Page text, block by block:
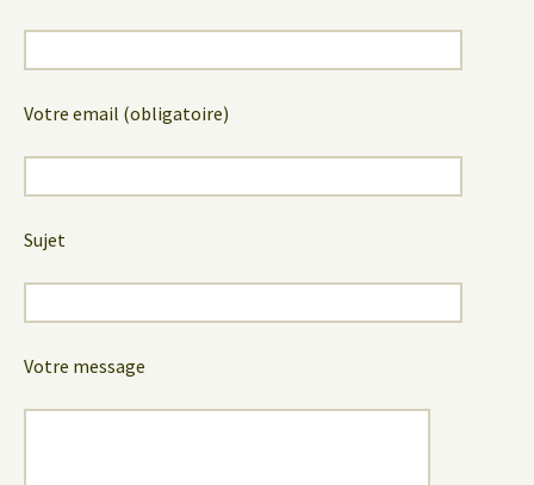
Votre email (obligatoire)
Sujet
Votre message